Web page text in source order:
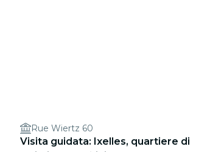
Rue Wiertz 60
Visita guidata: Ixelles, quartiere di